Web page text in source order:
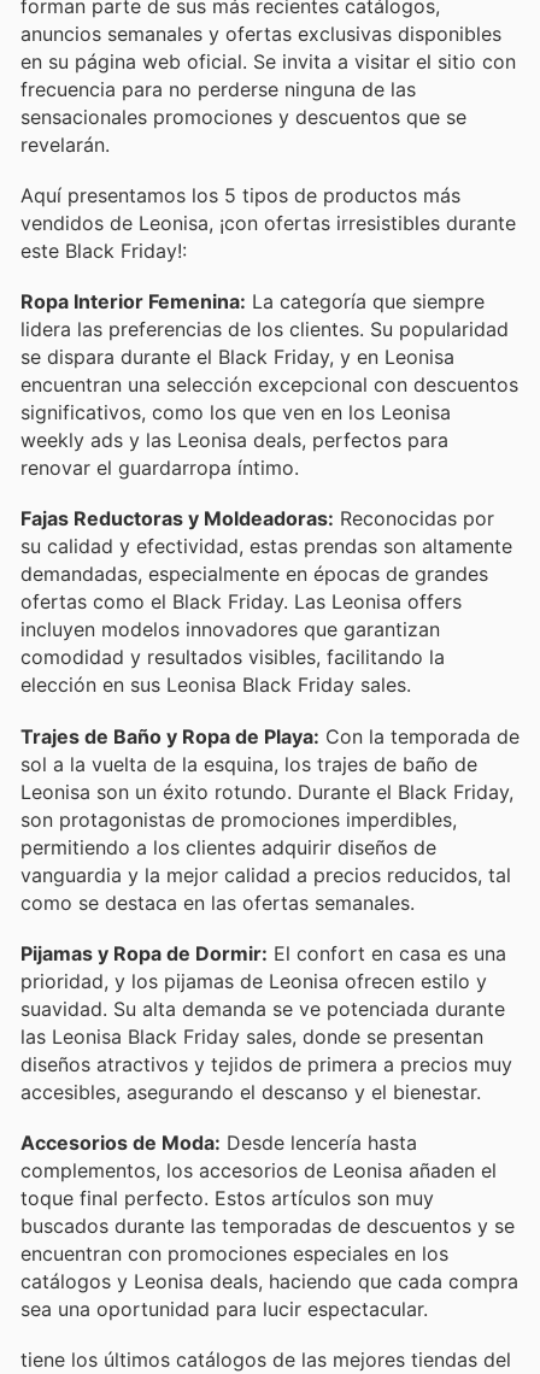
forman parte de sus más recientes catálogos,
anuncios semanales y ofertas exclusivas disponibles
en su página web oficial. Se invita a visitar el sitio con
frecuencia para no perderse ninguna de las
sensacionales promociones y descuentos que se
revelarán.
Aquí presentamos los 5 tipos de productos más
vendidos de Leonisa, ¡con ofertas irresistibles durante
este Black Friday!:
Ropa Interior Femenina: La categoría que siempre
lidera las preferencias de los clientes. Su popularidad
se dispara durante el Black Friday, y en Leonisa
encuentran una selección excepcional con descuentos
significativos, como los que ven en los Leonisa
weekly ads y las Leonisa deals, perfectos para
renovar el guardarropa íntimo.
Fajas Reductoras y Moldeadoras: Reconocidas por
su calidad y efectividad, estas prendas son altamente
demandadas, especialmente en épocas de grandes
ofertas como el Black Friday. Las Leonisa offers
incluyen modelos innovadores que garantizan
comodidad y resultados visibles, facilitando la
elección en sus Leonisa Black Friday sales.
Trajes de Baño y Ropa de Playa: Con la temporada de
sol a la vuelta de la esquina, los trajes de baño de
Leonisa son un éxito rotundo. Durante el Black Friday,
son protagonistas de promociones imperdibles,
permitiendo a los clientes adquirir diseños de
vanguardia y la mejor calidad a precios reducidos, tal
como se destaca en las ofertas semanales.
Pijamas y Ropa de Dormir: El confort en casa es una
prioridad, y los pijamas de Leonisa ofrecen estilo y
suavidad. Su alta demanda se ve potenciada durante
las Leonisa Black Friday sales, donde se presentan
diseños atractivos y tejidos de primera a precios muy
accesibles, asegurando el descanso y el bienestar.
Accesorios de Moda: Desde lencería hasta
complementos, los accesorios de Leonisa añaden el
toque final perfecto. Estos artículos son muy
buscados durante las temporadas de descuentos y se
encuentran con promociones especiales en los
catálogos y Leonisa deals, haciendo que cada compra
sea una oportunidad para lucir espectacular.
tiene los últimos catálogos de las mejores tiendas del